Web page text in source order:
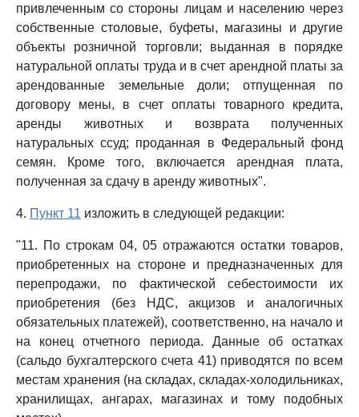
привлеченным со стороны лицам и населению через
собственные столовые, буфеты, магазины и другие
объекты розничной торговли; выданная в порядке
натуральной оплаты труда и в счет арендной платы за
арендованные земельные доли; отпущенная по
договору мены, в счет оплаты товарного кредита,
аренды животных и возврата полученных
натуральных ссуд; проданная в Федеральный фонд
семян. Кроме того, включается арендная плата,
полученная за сдачу в аренду животных".
4. Пункт 11 изложить в следующей редакции:
"11. По строкам 04, 05 отражаются остатки товаров,
приобретенных на стороне и предназначенных для
перепродажи, по фактической себестоимости их
приобретения (без НДС, акцизов и аналогичных
обязательных платежей), соответственно, на начало и
на конец отчетного периода. Данные об остатках
(сальдо бухгалтерского счета 41) приводятся по всем
местам хранения (на складах, складах-холодильниках,
хранилищах, ангарах, магазинах и тому подобных